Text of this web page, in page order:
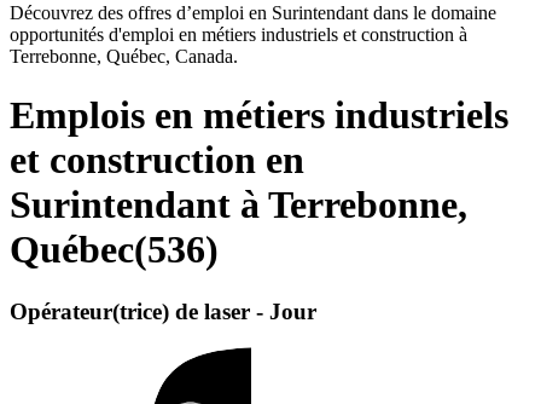
Découvrez des offres d’emploi en Surintendant dans le domaine
opportunités d'emploi en métiers industriels et construction à
Terrebonne, Québec, Canada.
Emplois en métiers industriels
et construction en
Surintendant à Terrebonne,
Québec(536)
Opérateur(trice) de laser - Jour